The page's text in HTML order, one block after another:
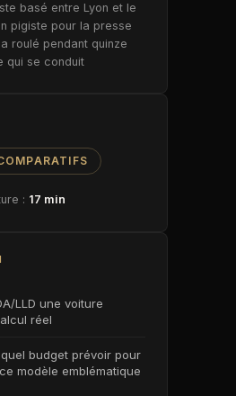
basé entre Lyon et le
pigiste pour la presse
roulé pendant quinze
qui se conduit
: 17 min
LLD une voiture
réel
budget prévoir pour
modèle emblématique